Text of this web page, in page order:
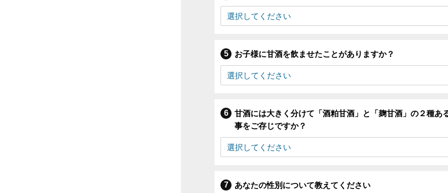
お子様に甘酒を飲ませたことがありますか？
甘酒には大きく分けて「酒粕甘酒」と「麹甘酒」の２種あ
事をご存じですか？
あなたの性別について教えてください